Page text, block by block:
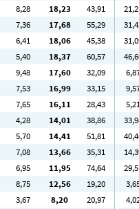
8,28 18,23 43,91 21
7,36 17,68 55,29 31
6,41 18,06 45,38 31
5,40 18,37 60,57 46
9,48 17,60 32,09 6
7,53 16,99 33,15 9
7,65 16,11 28,43 5
4,28 14,01 38,86 33
5,70 14,41 51,81 40
7,08 13,66 35,31 14
6,95 11,95 74,64 29
8,75 12,56 19,20 3
3,67 8,20 20,97 4